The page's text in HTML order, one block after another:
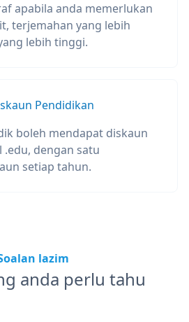
apabila anda memerlukan
terjemahan yang lebih
lebih tinggi.
Pendidikan
boleh mendapat diskaun
.edu, dengan satu
setiap tahun.
lazim
anda perlu tahu